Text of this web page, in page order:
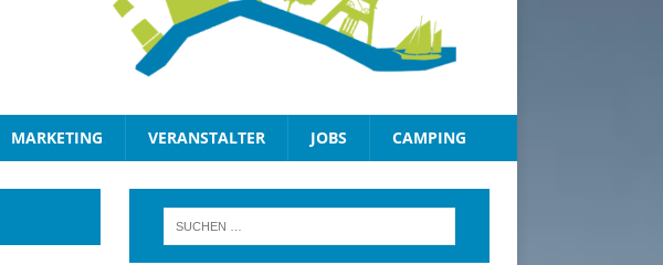
MARKETING VERANSTALTER JOBS CAMPING